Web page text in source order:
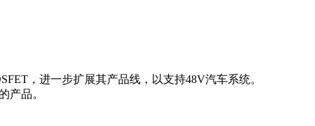
，进一步扩展其产品线，以支持48V汽车系统。
产品。